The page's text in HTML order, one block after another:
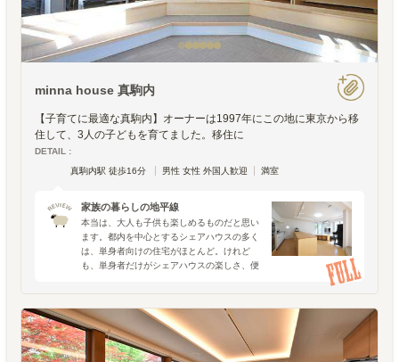
minna house 真駒内
【子育てに最適な真駒内】オーナーは1997年にこの地に東京から移
住して、3人の子どもを育てました。移住に
DETAIL :
真駒内駅 徒歩16分
男性 女性 外国人歓迎 満室
家族の暮らしの地平線
本当は、大人も子供も楽しめるものだと思い
ます。都内を中心とするシェアハウスの多く
は、単身者向けの住宅がほとんど。けれど
も、単身者だけがシェアハウスの楽しさ、便
も、ないのではとも思います。子を持つファ
ミリーや子育てを終えたシ